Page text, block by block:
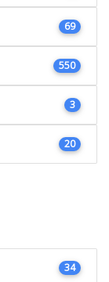
69
550
3
20
34